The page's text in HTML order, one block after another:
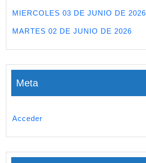
MIERCOLES 03 DE JUNIO DE 2026
MARTES 02 DE JUNIO DE 2026
Meta
Acceder